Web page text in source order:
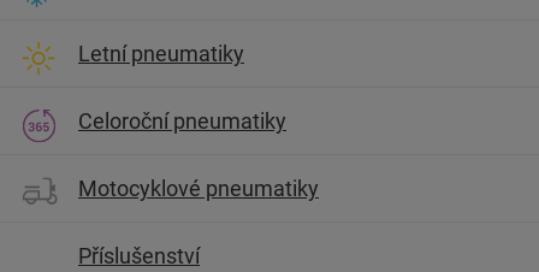
Letní pneumatiky
Celoroční pneumatiky
Motocyklové pneumatiky
Příslušenství